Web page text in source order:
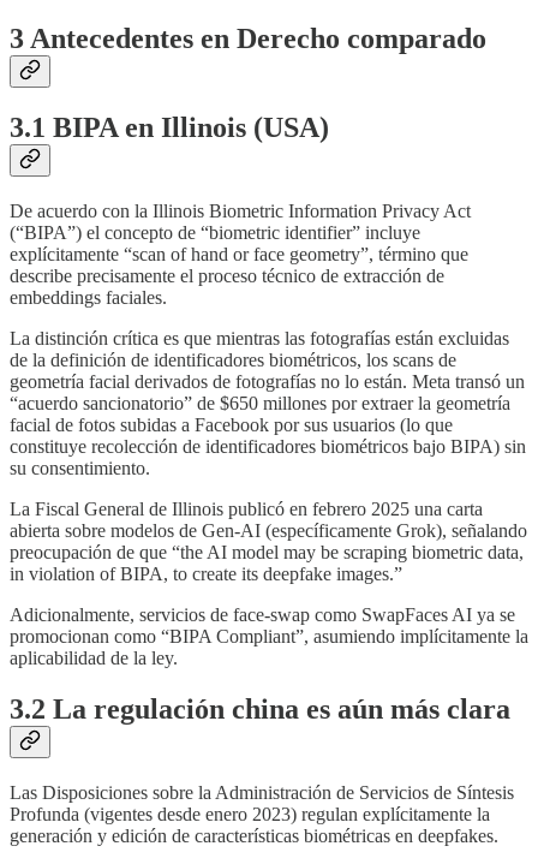
3 Antecedentes en Derecho comparado
3.1 BIPA en Illinois (USA)
De acuerdo con la Illinois Biometric Information Privacy Act
(“BIPA”) el concepto de “biometric identifier” incluye
explícitamente “scan of hand or face geometry”, término que
describe precisamente el proceso técnico de extracción de
embeddings faciales.
La distinción crítica es que mientras las fotografías están excluidas
de la definición de identificadores biométricos, los scans de
geometría facial derivados de fotografías no lo están. Meta transó un
“acuerdo sancionatorio” de $650 millones por extraer la geometría
facial de fotos subidas a Facebook por sus usuarios (lo que
constituye recolección de identificadores biométricos bajo BIPA) sin
su consentimiento.
La Fiscal General de Illinois publicó en febrero 2025 una carta
abierta sobre modelos de Gen-AI (específicamente Grok), señalando
preocupación de que “the AI model may be scraping biometric data,
in violation of BIPA, to create its deepfake images.”
Adicionalmente, servicios de face-swap como SwapFaces AI ya se
promocionan como “BIPA Compliant”, asumiendo implícitamente la
aplicabilidad de la ley.
3.2 La regulación china es aún más clara
Las Disposiciones sobre la Administración de Servicios de Síntesis
Profunda (vigentes desde enero 2023) regulan explícitamente la
generación y edición de características biométricas en deepfakes.